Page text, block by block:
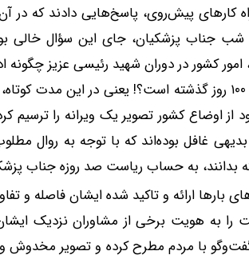
پیش‌روی، پاسخ‌هایی دادند که در
جناب پزشکیان، جای این سؤال خالی
کشور در دوران شهید رئیسی عزیز چگونه
دوران ریاست جمهوری آن شهید بزرگوار تاکنون بیش از ۱۰۰ روز گذشته است؟!
اوضاع کشور تصویر یک ویرانه را ترسیم
غافل بوده‌اند که با توجه به روال
بدانند، به حساب ریاست صد روزه جناب
بارها ارائه و تاکید شده ایشان فاصله و
را به هویت برخی از مشاوران نزدیک
با مردم مطرح کرده و تصویر مخدوش و